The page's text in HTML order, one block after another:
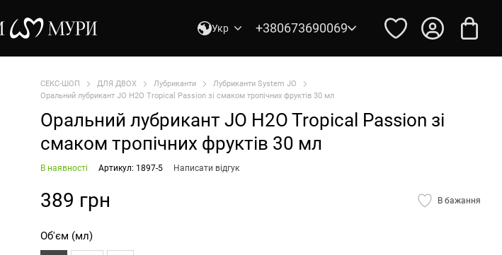
Укр +380673690069
СЕКС-ШОП ДЛЯ ДВОХ Лубриканти
Лубриканти System JO
Оральний лубрикант JO H2O Tropical Passion зі смаком тропічних фруктів 30 мл
Оральний лубрикант JO H2O Tropical Passion зі
смаком тропічних фруктів 30 мл
В наявності Артикул: 1897-5 Написати відгук
389 грн В бажання
Об'єм (мл)